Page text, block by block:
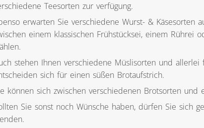
Teesorten zur verfügung.
erwarten Sie verschiedene Wurst- & Käsesorten
einem klassischen Frühstücksei, einem Rührei
stehen Ihnen verschiedene Müslisorten und allerlei
sich für einen süßen Brotaufstrich.
können sich zwischen verschiedenen Brotsorten
Sie sonst noch Wünsche haben, dürfen Sie sich